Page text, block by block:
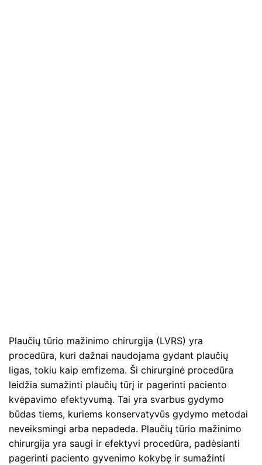
Plaučių tūrio mažinimo chirurgija (LVRS) yra
procedūra, kuri dažnai naudojama gydant plaučių
ligas, tokiu kaip emfizema. Ši chirurginė procedūra
leidžia sumažinti plaučių tūrį ir pagerinti paciento
kvėpavimo efektyvumą. Tai yra svarbus gydymo
būdas tiems, kuriems konservatyvūs gydymo metodai
neveiksmingi arba nepadeda. Plaučių tūrio mažinimo
chirurgija yra saugi ir efektyvi procedūra, padėsianti
pagerinti paciento gyvenimo kokybę ir sumažinti